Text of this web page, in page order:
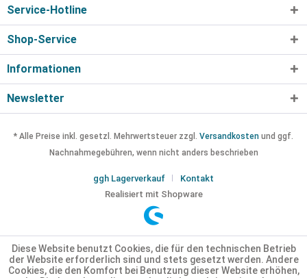
Service-Hotline
Shop-Service
Informationen
Newsletter
* Alle Preise inkl. gesetzl. Mehrwertsteuer zzgl. Versandkosten und ggf.
Nachnahmegebühren, wenn nicht anders beschrieben
ggh Lagerverkauf
Kontakt
Realisiert mit Shopware
Diese Website benutzt Cookies, die für den technischen Betrieb
der Website erforderlich sind und stets gesetzt werden. Andere
Cookies, die den Komfort bei Benutzung dieser Website erhöhen,